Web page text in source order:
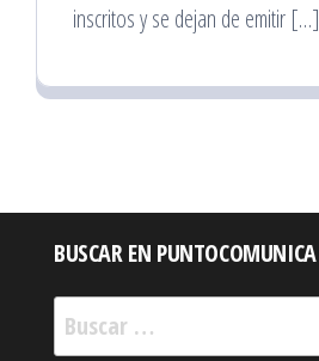
inscritos y se dejan de emitir […]
BUSCAR EN PUNTOCOMUNICA
Buscar: